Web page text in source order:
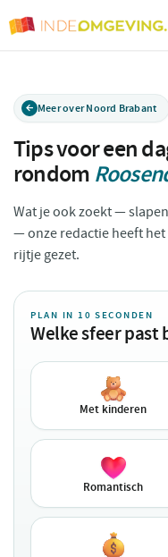
Meer over Noord Brabant
Tips voor een
rondom
Wat je ook zoekt —
— onze redactie heeft het
rijtje gezet.
PLAN IN 10 SECONDEN
Welke sfeer past
Met kinderen
Romantisch